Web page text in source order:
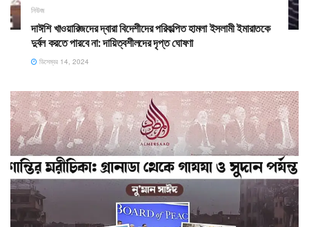
নিউজ
দাঈশি খাওয়ারিজদের দ্বারা বিদেশীদের পরিকল্পিত হামলা ইসলামী ইমারাতকে
দুর্বল করতে পারবে না: দায়িত্বশীলদের দৃপ্ত ঘোষণা
ডিসেম্বর 14, 2024